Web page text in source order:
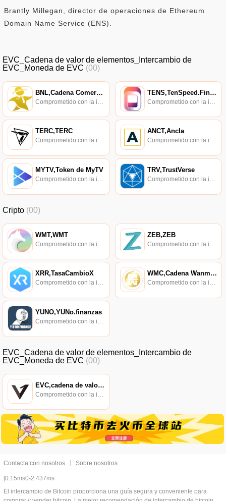
Brantly Millegan, director de operaciones de Ethereum
Domain Name Service (ENS).
EVC_Cadena de valor de elementos_Intercambio de
EVC_Moneda de EVC (00)
BNL,​Cadena Comercial,Cadena Comercial TENS,TenSpeed.Finanzas
TERC,TERC
Comprometido con la investigación de políticas en los campos de las nuevas finanzas, las finanzas internacionales y los mercados financieros.
ANCT,Ancla
Comprometido con la investigación de políticas en los campos de las nuevas finanzas, las finanzas internacionales y los mercados financieros.
MYTV,Token de MyTV
Comprometido con la investigación de políticas en los campos de las nuevas finanzas, las finanzas internacionales y los mercados financieros.
TRV,TrustVerse
Comprometido con la investigación de políticas en los campos de las nuevas finanzas, las finanzas internacionales y los mercados financieros.
Cripto (00)
WMT,WMT ZEB,ZEB
XRR,TasaCambioX
Comprometido con la investigación de políticas en los campos de las nuevas finanzas, las finanzas internacionales y los mercados financieros.
WMC,Cadena Wanmei,Cadena WM
Comprometido con la investigación de políticas en los campos de las nuevas finanzas, las finanzas internacionales y los mercados financieros.
YUNO,YUNo.finanzas
Comprometido con la investigación de políticas en los campos de las nuevas finanzas, las finanzas internacionales y los mercados financieros.
EVC_Cadena de valor de elementos_Intercambio de
EVC_Moneda de EVC (00)
EVC,cadena de valor de elementos
Contacta con nosotros Sobre nosotros
[0:15ms0-2:437ms
El intercambio de Bitcoin proporciona una guía segura y conveniente para